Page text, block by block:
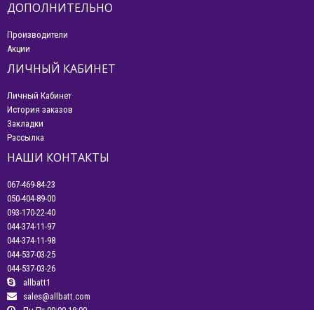
ДОПОЛНИТЕЛЬНО
Производители
Акции
ЛИЧНЫЙ КАБИНЕТ
Личный Кабинет
История заказов
Закладки
Рассылка
НАШИ КОНТАКТЫ
067-469-84-23
050-404-89-00
093-170-22-40
044-374-11-97
044-374-11-98
044-537-03-25
044-537-03-26
allbatt1
sales@allbatt.com